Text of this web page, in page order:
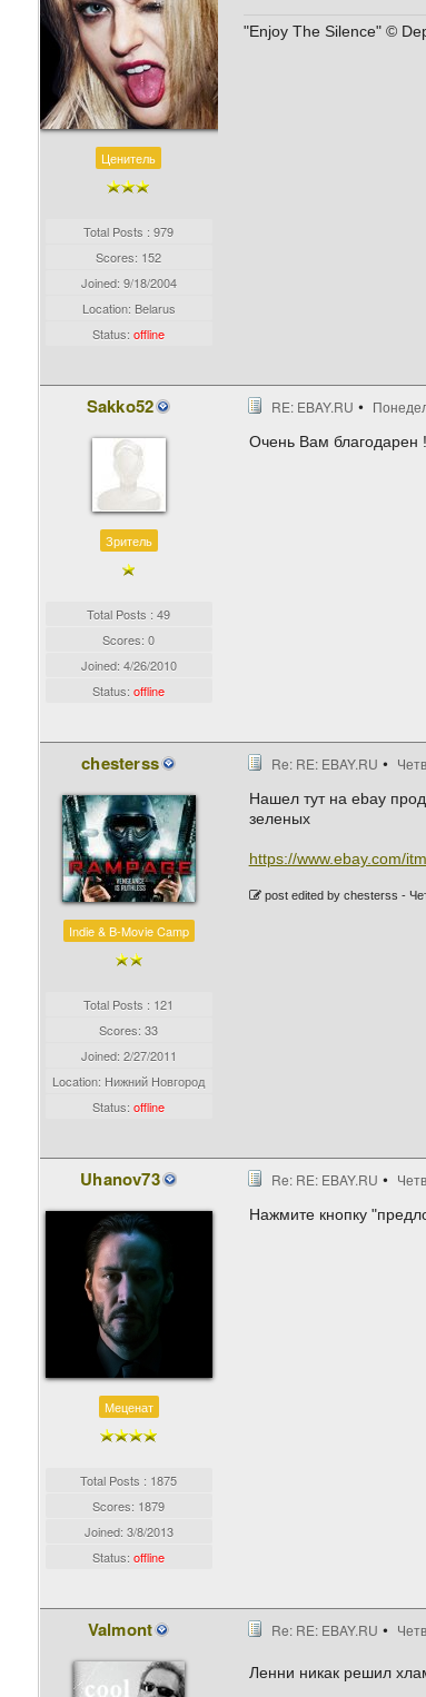
Ценитель
Total Posts : 979
Scores: 152
Joined: 9/18/2004
Location: Belarus
Status:offline
"Enjoy The Silence" ©
Sakko52
Зритель
Total Posts : 49
Scores: 0
Joined: 4/26/2010
Status:offline
RE: EBAY.RU
Очень Вам благодарен
chesterss
Indie & B-Movie Camp
Total Posts : 121
Scores: 33
Joined: 2/27/2011
Location: Нижний Новгород
Status:offline
Re: RE: EBAY.RU
Нашел тут на ebay
зеленых
https://www.ebay.com/
post edited by chesterss -
Uhanov73
Меценат
Total Posts : 1875
Scores: 1879
Joined: 3/8/2013
Status:offline
Re: RE: EBAY.RU
Нажмите кнопку
Valmont Re: RE: EBAY.RU
Ленни никак решил